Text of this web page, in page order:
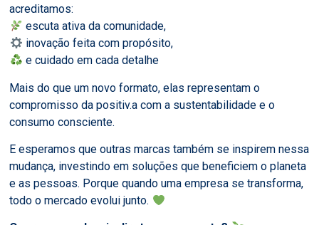
acreditamos:
escuta ativa da comunidade,
inovação feita com propósito,
e cuidado em cada detalhe
Mais do que um novo formato, elas representam o
compromisso da positiv.a com a sustentabilidade e o
consumo consciente.
E esperamos que outras marcas também se inspirem nessa
mudança, investindo em soluções que beneficiem o planeta
e as pessoas. Porque quando uma empresa se transforma,
todo o mercado evolui junto.